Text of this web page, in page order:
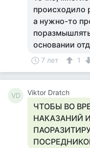
происходило
а нужно-то
основании
7 лет 1
VD Viktor Dratch
ЧТОБЫ ВО
НАКАЗАНИЙ